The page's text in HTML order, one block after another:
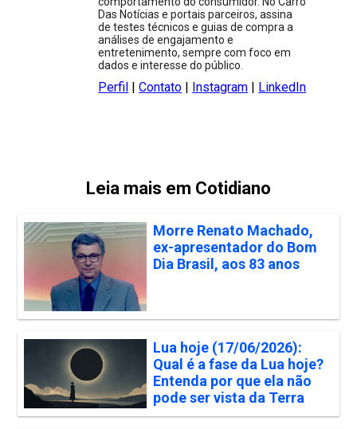
Das Notícias e portais parceiros, assina
de testes técnicos e guias de compra a
análises de engajamento e
entretenimento, sempre com foco em
dados e interesse do público.
Perfil |Contato | Instagram | LinkedIn
Leia mais em Cotidiano
Morre Renato Machado,
ex-apresentador do Bom
Dia Brasil, aos 83 anos
Lua hoje (17/06/2026):
Qual é a fase da Lua hoje?
Entenda por que ela não
pode ser vista da Terra